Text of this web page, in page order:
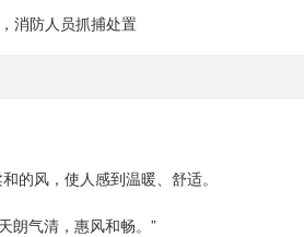
消防人员抓捕处置
的风，使人感到温暖、舒适。
朗气清，惠风和畅。”